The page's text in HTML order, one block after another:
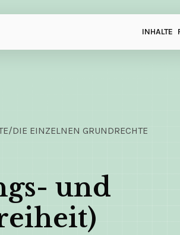
INHALTE
/DIE EINZELNEN GRUNDRECHTE
und